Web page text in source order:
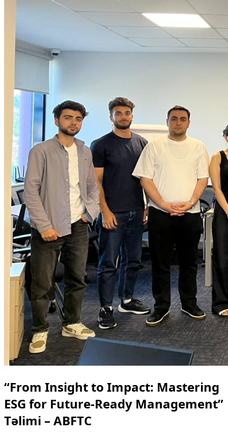
“From Insight to Impact: Mastering
ESG for Future-Ready Management”
Təlimi – ABFTC